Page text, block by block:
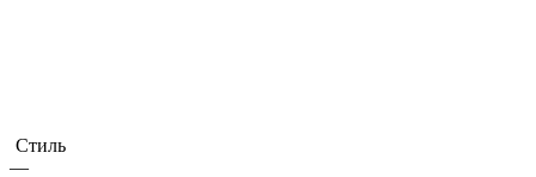
Стиль
—